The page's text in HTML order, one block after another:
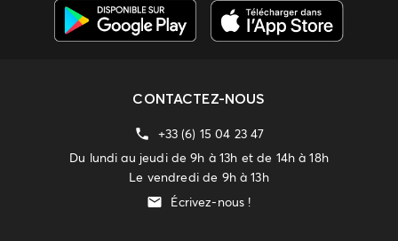
CONTACTEZ-NOUS
+33 (6) 15 04 23 47
Du lundi au jeudi de 9h à 13h et de 14h à 18h
Le vendredi de 9h à 13h
Écrivez-nous !